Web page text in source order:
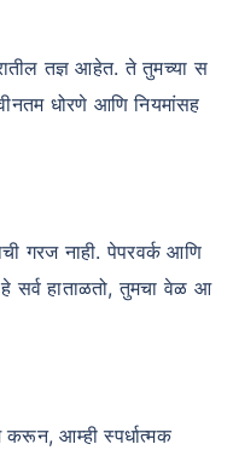
तज्ञ आहेत. ते तुमच्या स
धोरणे आणि नियमांसह
गरज नाही. पेपरवर्क आणि
सर्व हाताळतो, तुमचा वेळ आ
करून, आम्ही स्पर्धात्मक